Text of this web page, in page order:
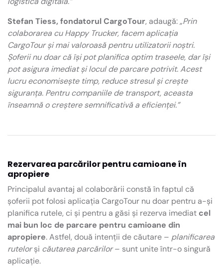
Stefan Tiess, fondatorul CargoTour, adaugă:„Prin
colaborarea cu Happy Trucker, facem aplicația
CargoTour și mai valoroasă pentru utilizatorii noștri.
Șoferii nu doar că își pot planifica optim traseele, dar își
pot asigura imediat și locul de parcare potrivit. Acest
lucru economisește timp, reduce stresul și crește
siguranța. Pentru companiile de transport, aceasta
înseamnă o creștere semnificativă a eficienței.”
Rezervarea parcărilor pentru camioane în
apropiere
Principalul avantaj al colaborării constă în faptul că
șoferii pot folosi aplicația CargoTour nu doar pentru a-și
planifica rutele, ci și pentru a găsi și rezerva imediat cel
mai bun loc de parcare pentru camioane din
apropiere. Astfel, două intenții de căutare – planificarea
rutelorși căutarea parcărilor– sunt unite într-o singură
aplicație.